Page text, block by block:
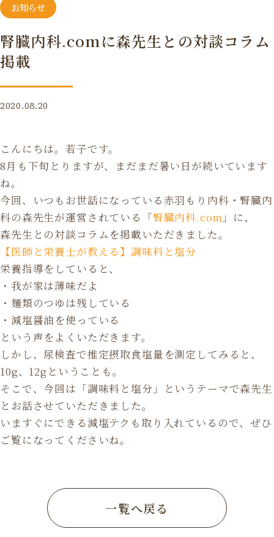
お知らせ
腎臓内科.comに森先生との対談コラム
掲載
2020.08.20
こんにちは。若子です。
8月も下旬とりますが、まだまだ暑い日が続いています
ね。
今回、いつもお世話になっている赤羽もり内科・腎臓内
科の森先生が運営されている「腎臓内科.com 」に、
森先生との対談コラムを掲載いただきました。
【医師と栄養士が教える】調味料と塩分
栄養指導をしていると、
・我が家は薄味だよ
・麺類のつゆは残している
・減塩醤油を使っている
という声をよくいただきます。
しかし、尿検査で推定摂取食塩量を測定してみると、
10g、12gということも。
そこで、今回は「調味料と塩分」というテーマで森先生
とお話させていただきました。
いますぐにできる減塩テクも取り入れているので、ぜひ
ご覧になってくださいね。
一覧へ戻る